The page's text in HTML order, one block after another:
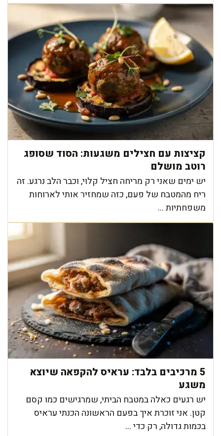
קציצות עם חצילים משגעות: הסוד שסופג
רוטב מושלם
יש ימים שאני רק מריחה חציל קלוי, וכבר הלב נרגע. זה
ריח מהמטבח של פעם, כזה שמחזיר אותי לארוחות
משפחתיות ...
5 מרכיבים בלבד: עראיס להקפאה שיוצא
משגע
יש רגעים כאלה במטבח הביתי, שמרגישים כמו קסם
קטן. אני זוכרת איך בפעם הראשונה הכנתי עראיס
בכמות גדולה, רק כדי ...